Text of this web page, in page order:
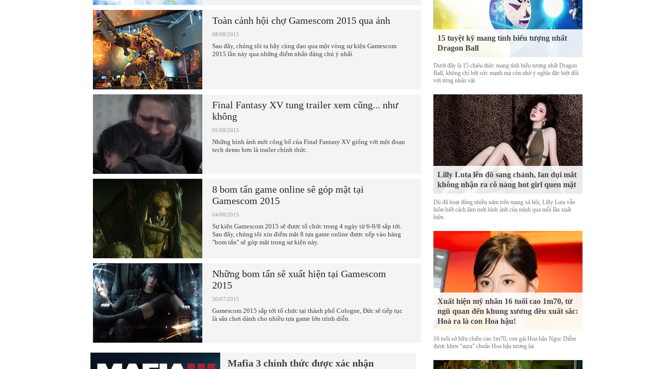
Toàn cảnh hội chợ Gamescom 2015 qua ảnh
08/08/2015
Sau đây, chúng tôi ta hãy cùng dạo qua một vòng sự kiện Gamescom
2015 lần này qua những điểm nhấn đáng chú ý nhất.
Final Fantasy XV tung trailer xem cũng... như
không
05/08/2015
Những hình ảnh mới công bố của Final Fantasy XV giống với một đoạn
tech demo hơn là trailer chính thức.
8 bom tấn game online sẽ góp mặt tại
Gamescom 2015
04/08/2015
Sự kiện Gamescom 2015 sẽ được tổ chức trong 4 ngày từ 6-9/8 sắp tới.
Sau đây, chúng tôi xin điểm mặt 8 tựa game online được xếp vào hàng
"bom tấn" sẽ góp mặt trong sự kiện này.
Những bom tấn sẽ xuất hiện tại Gamescom
2015
30/07/2015
Gamescom 2015 sắp tới tổ chức tại thành phố Cologne, Đức sẽ tiếp tục
là sân chơi dành cho nhiều tựa game lớn trình diễn.
Mafia 3 chính thức được xác nhận
15 tuyệt kỹ mang tính biểu tượng nhất
Dragon Ball
Dưới đây là 15 chiêu thức mang tính biểu tượng nhất Dragon
Ball, không chỉ bởi sức mạnh mà còn nhờ ý nghĩa đặc biệt đối
với từng nhân vật.
Lilly Luta lên đồ sang chảnh, fan dụi mắt
không nhận ra cô nàng hot girl quen mặt
Dù đã hoạt động nhiều năm trên mạng xã hội, Lilly Luta vẫn
luôn biết cách làm mới hình ảnh của mình qua mỗi lần xuất
hiện.
Xuất hiện mỹ nhân 16 tuổi cao 1m70, từ
ngũ quan đến khung xương đều xuất sắc:
Hoá ra là con Hoa hậu!
16 tuổi sở hữu chiều cao 1m70, con gái Hoa hậu Ngọc Diễm
được khen “aura” chuẩn Hoa hậu tương lai.